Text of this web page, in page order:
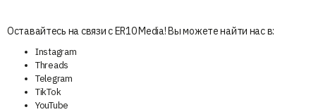
Оставайтесь на связи с ER10 Media! Вы можете найти нас в:
Instagram
Threads
Telegram
TikTok
YouTube